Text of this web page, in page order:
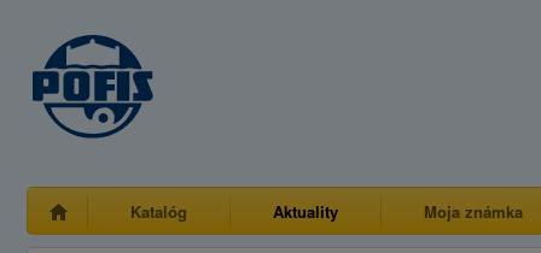
Katalóg Aktuality Moja známka